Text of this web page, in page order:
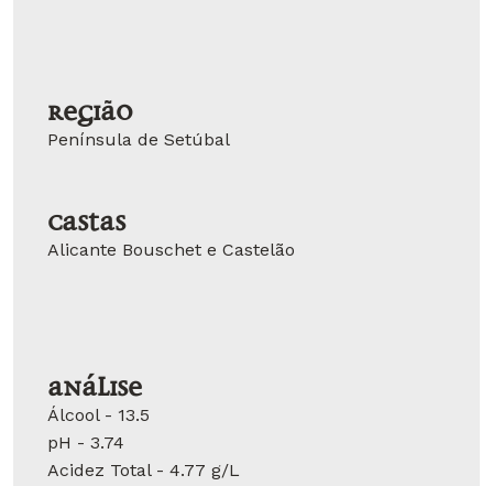
Região
Península de Setúbal
Castas
Alicante Bouschet e Castelão
Análise
Álcool - 13.5
pH - 3.74
Acidez Total - 4.77 g/L